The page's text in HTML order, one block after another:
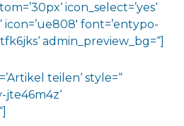
icon_select=’yes‘
font=’entypo-
admin_preview_bg=“]
teilen‘ style=“
jte46m4z‘